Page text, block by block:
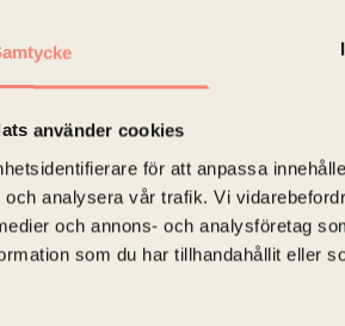
använder cookies
för att anpassa
analysera vår trafik. Vi
och annons- och analysföretag
som du har tillhandahållit eller
Vet du vad
tappar